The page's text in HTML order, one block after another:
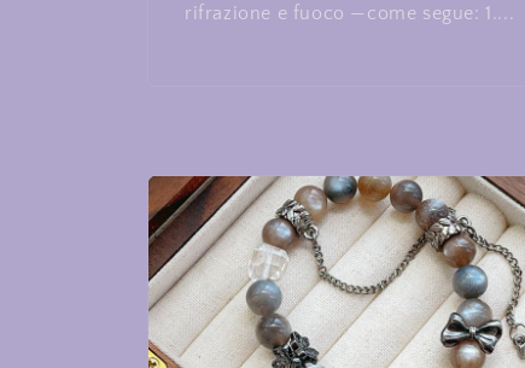
rifrazione e fuoco —come segue: 1....